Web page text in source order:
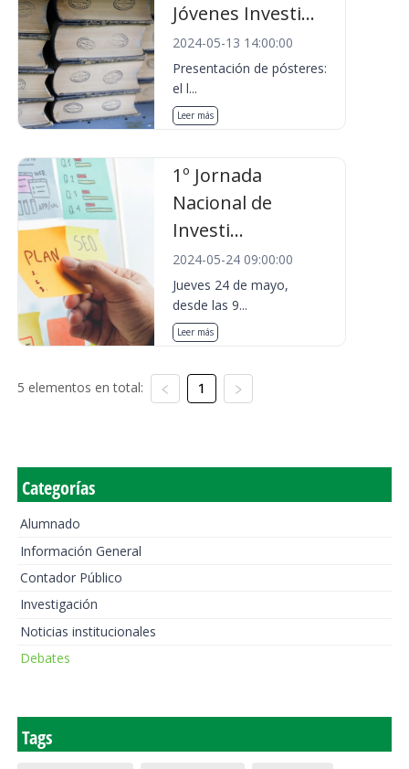
Jóvenes Investi...
2024-05-13 14:00:00
Presentación de pósteres:
el l...
Leer más
1º Jornada
Nacional de
Investi...
2024-05-24 09:00:00
Jueves 24 de mayo,
desde las 9...
Leer más
5 elementos en total: 1
Categorías
Alumnado
Información General
Contador Público
Investigación
Noticias institucionales
Debates
Tags